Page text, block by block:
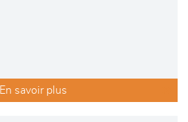
En savoir plus